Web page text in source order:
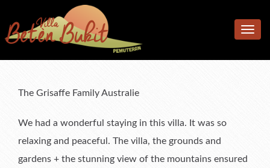
Accomodation
Bedrooms
Additional facilities
Pool & Terrace
Garden
Location
Rates
Rates
Reviews
Toggle
The Grisaffe Family Australie
We had a wonderful staying in this villa. It was so
relaxing and peaceful. The villa, the grounds and
gardens + the stunning view of the mountains ensured